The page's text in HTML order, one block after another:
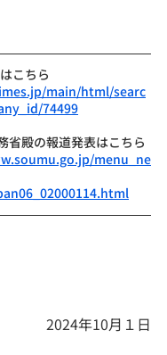
こちら
main/html/searc
74499
省殿の報道発表はこちら
menu_ne
2024年10月１日